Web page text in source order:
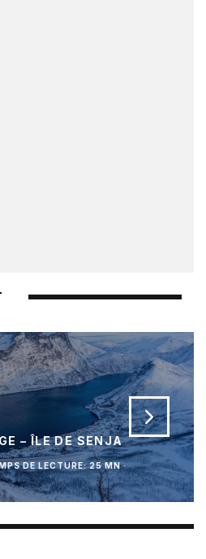
– ÎLE DE SENJA
DE LECTURE: 25 MN ·